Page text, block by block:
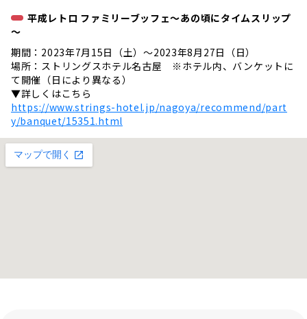
平成レトロ ファミリーブッフェ～あの頃にタイムスリップ
～
期間：2023年7月15日（土）～2023年8月27日（日）
場所：ストリングスホテル名古屋 ※ホテル内、バンケットに
て開催（日により異なる）
▼詳しくはこちら
https://www.strings-hotel.jp/nagoya/recommend/part
y/banquet/15351.html